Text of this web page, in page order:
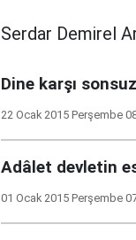
Serdar Demirel
Dine karşı
22 Ocak 2015 Perşembe
Adâlet devletin
01 Ocak 2015 Perşembe